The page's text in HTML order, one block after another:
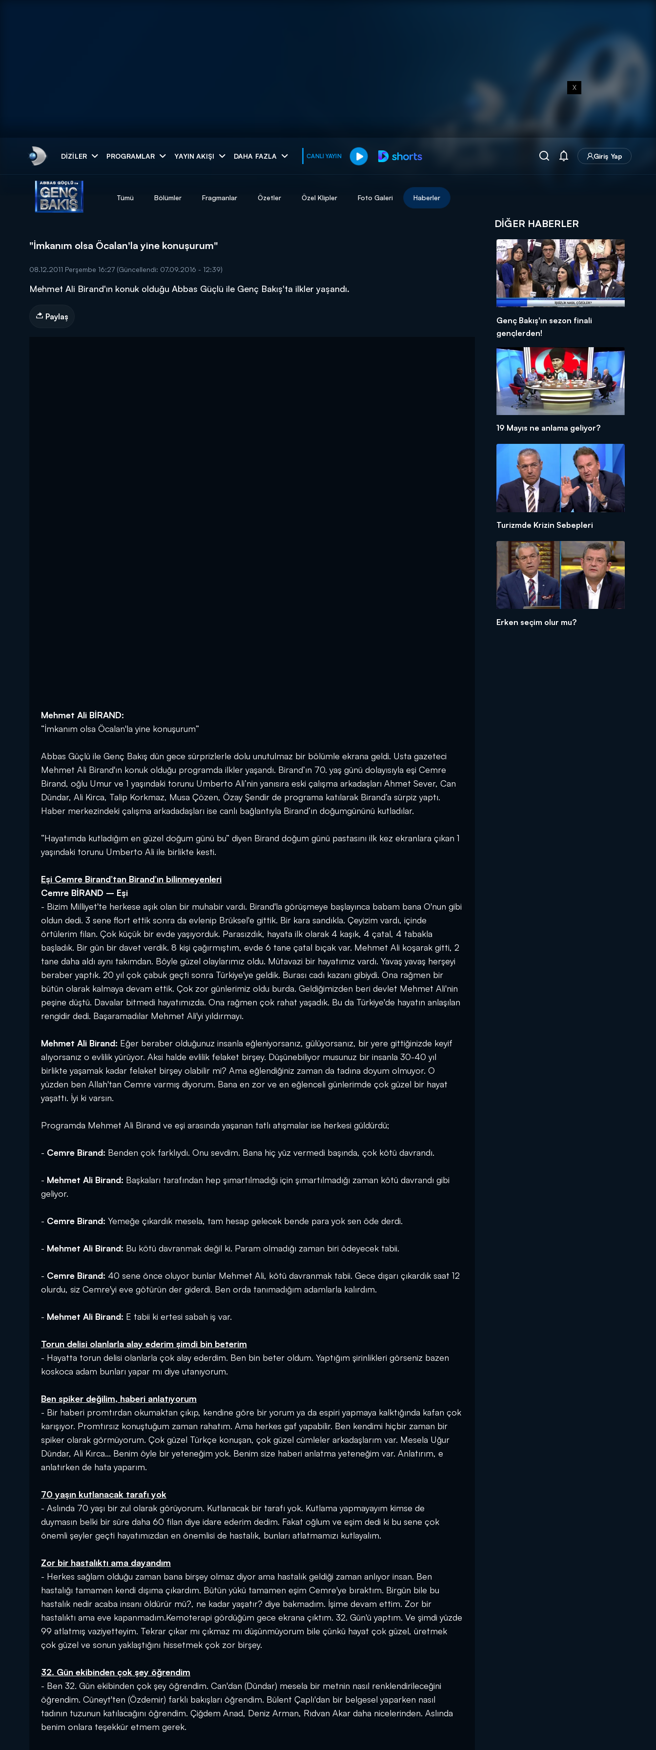
X
DIZILER PROGRAMLAR YAYIN AKIŞI DAHA FAZLA CANLI YAYIN Giriş Yap
muhteşem ikili
DİĞER SONUÇLAR
Tümü Bölümler Fragmanlar Özetler Özel Klipler Foto Galeri Haberler
"İmkanım olsa Öcalan'la yine konuşurum"
08.12.2011 Perşembe 16:27 (Güncellendi: 07.09.2016 - 12:39)
Mehmet Ali Birand'ın konuk olduğu Abbas Güçlü ile Genç Bakış'ta ilkler yaşandı.
Paylaş
Mehmet Ali BİRAND:
“İmkanım olsa Öcalan'la yine konuşurum”
Abbas Güçlü ile Genç Bakış dün gece sürprizlerle dolu unutulmaz bir bölümle ekrana geldi. Usta gazeteci
Mehmet Ali Birand'ın konuk olduğu programda ilkler yaşandı. Birand’ın 70. yaş günü dolayısıyla eşi Cemre
Birand, oğlu Umur ve 1 yaşındaki torunu Umberto Ali’nin yanısıra eski çalışma arkadaşları Ahmet Sever, Can
Dündar, Ali Kirca, Talip Korkmaz, Musa Çözen, Özay Şendir de programa katılarak Birand’a sürpiz yaptı.
Haber merkezindeki çalışma arkadadaşları ise canlı bağlantıyla Birand’ın doğumgününü kutladılar.
“Hayatımda kutladığım en güzel doğum günü bu” diyen Birand doğum günü pastasını ilk kez ekranlara çıkan 1
yaşındaki torunu Umberto Ali ile birlikte kesti.
Eşi Cemre Birand’tan Birand’ın bilinmeyenleri
Cemre BİRAND – Eşi
- Bizim Milliyet'te herkese aşık olan bir muhabir vardı. Birand'la görüşmeye başlayınca babam bana O'nun gibi
oldun dedi. 3 sene flort ettik sonra da evlenip Brüksel'e gittik. Bir kara sandıkla. Çeyizim vardı, içinde
örtülerim filan. Çok küçük bir evde yaşıyorduk. Parasızdık, hayata ilk olarak 4 kaşık, 4 çatal, 4 tabakla
başladık. Bir gün bir davet verdik. 8 kişi çağırmıştım, evde 6 tane çatal bıçak var. Mehmet Ali koşarak gitti, 2
tane daha aldı aynı takımdan. Böyle güzel olaylarımız oldu. Mütavazi bir hayatımız vardı. Yavaş yavaş herşeyi
beraber yaptık. 20 yıl çok çabuk geçti sonra Türkiye'ye geldik. Burası cadı kazanı gibiydi. Ona rağmen bir
bütün olarak kalmaya devam ettik. Çok zor günlerimiz oldu burda. Geldiğimizden beri devlet Mehmet Ali'nin
peşine düştü. Davalar bitmedi hayatımızda. Ona rağmen çok rahat yaşadık. Bu da Türkiye'de hayatın anlaşılan
rengidir dedi. Başaramadılar Mehmet Ali'yi yıldırmayı.
Mehmet Ali Birand: Eğer beraber olduğunuz insanla eğleniyorsanız, gülüyorsanız, bir yere gittiğinizde keyif
alıyorsanız o evlilik yürüyor. Aksi halde evlilik felaket birşey. Düşünebiliyor musunuz bir insanla 30-40 yıl
birlikte yaşamak kadar felaket birşey olabilir mi? Ama eğlendiğiniz zaman da tadına doyum olmuyor. O
yüzden ben Allah'tan Cemre varmış diyorum. Bana en zor ve en eğlenceli günlerimde çok güzel bir hayat
yaşattı. İyi ki varsın.
Programda Mehmet Ali Birand ve eşi arasında yaşanan tatlı atışmalar ise herkesi güldürdü;
- Cemre Birand: Benden çok farklıydı. Onu sevdim. Bana hiç yüz vermedi başında, çok kötü davrandı.
- Mehmet Ali Birand: Başkaları tarafından hep şımartılmadığı için şımartılmadığı zaman kötü davrandı gibi
geliyor.
- Cemre Birand: Yemeğe çıkardık mesela, tam hesap gelecek bende para yok sen öde derdi.
- Mehmet Ali Birand: Bu kötü davranmak değil ki. Param olmadığı zaman biri ödeyecek tabii.
- Cemre Birand: 40 sene önce oluyor bunlar Mehmet Ali, kötü davranmak tabii. Gece dışarı çıkardık saat 12
olurdu, siz Cemre'yi eve götürün der giderdi. Ben orda tanımadığım adamlarla kalırdım.
- Mehmet Ali Birand: E tabii ki ertesi sabah iş var.
Torun delisi olanlarla alay ederim şimdi bin beterim
- Hayatta torun delisi olanlarla çok alay ederdim. Ben bin beter oldum. Yaptığım şirinlikleri görseniz bazen
koskoca adam bunları yapar mı diye utanıyorum.
Ben spiker değilim, haberi anlatıyorum
- Bir haberi promtırdan okumaktan çıkıp, kendine göre bir yorum ya da espiri yapmaya kalktığında kafan çok
karışıyor. Promtırsız konuştuğum zaman rahatım. Ama herkes gaf yapabilir. Ben kendimi hiçbir zaman bir
spiker olarak görmüyorum. Çok güzel Türkçe konuşan, çok güzel cümleler arkadaşlarım var. Mesela Uğur
Dündar, Ali Kırca... Benim öyle bir yeteneğim yok. Benim size haberi anlatma yeteneğim var. Anlatırım, e
anlatırken de hata yaparım.
70 yaşın kutlanacak tarafı yok
- Aslında 70 yaşı bir zul olarak görüyorum. Kutlanacak bir tarafı yok. Kutlama yapmayayım kimse de
duymasın belki bir süre daha 60 filan diye idare ederim dedim. Fakat oğlum ve eşim dedi ki bu sene çok
önemli şeyler geçti hayatımızdan en önemlisi de hastalık, bunları atlatmamızı kutlayalım.
Zor bir hastalıktı ama dayandım
- Herkes sağlam olduğu zaman bana birşey olmaz diyor ama hastalık geldiği zaman anlıyor insan. Ben
hastalığı tamamen kendi dışıma çıkardım. Bütün yükü tamamen eşim Cemre'ye bıraktım. Birgün bile bu
hastalık nedir acaba insanı öldürür mü?, ne kadar yaşatır? diye bakmadım. İşime devam ettim. Zor bir
hastalıktı ama eve kapanmadım.Kemoterapi gördüğüm gece ekrana çıktım. 32. Gün'ü yaptım. Ve şimdi yüzde
99 atlatmış vaziyetteyim. Tekrar çıkar mı çıkmaz mı düşünmüyorum bile çünkü hayat çok güzel, üretmek
çok güzel ve sonun yaklaştığını hissetmek çok zor birşey.
32. Gün ekibinden çok şey öğrendim
- Ben 32. Gün ekibinden çok şey öğrendim. Can'dan (Dündar) mesela bir metnin nasıl renklendirileceğini
öğrendim. Cüneyt'ten (Özdemir) farklı bakışları öğrendim. Bülent Çaplı'dan bir belgesel yaparken nasıl
tadının tuzunun katılacağını öğrendim. Çiğdem Anad, Deniz Arman, Rıdvan Akar daha nicelerinden. Aslında
benim onlara teşekkür etmem gerek.
DIĞER HABERLER
Genç Bakış'ın sezon finali
gençlerden!
19 Mayıs ne anlama geliyor?
Turizmde Krizin Sebepleri
Erken seçim olur mu?